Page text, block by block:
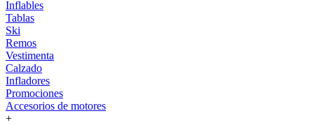
Inflables
Tablas
Ski
Remos
Vestimenta
Calzado
Infladores
Promociones
Accesorios de motores
+